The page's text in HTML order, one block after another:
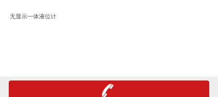
无显示一体液位计